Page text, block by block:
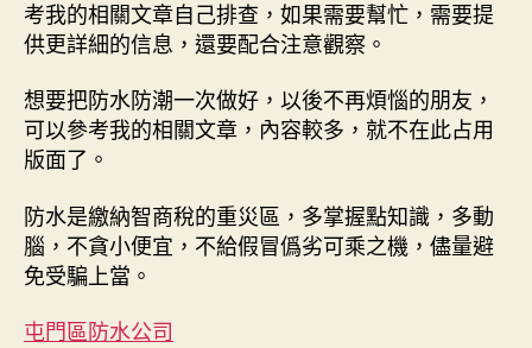
考我的相關文章自己排查，如果需要幫忙，需要提
供更詳細的信息，還要配合注意觀察。
想要把防水防潮一次做好，以後不再煩惱的朋友，
可以參考我的相關文章，內容較多，就不在此占用
版面了。
防水是繳納智商稅的重災區，多掌握點知識，多動
腦，不貪小便宜，不給假冒僞劣可乘之機，儘量避
免受騙上當。
屯門區防水公司